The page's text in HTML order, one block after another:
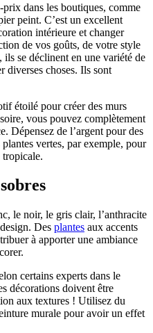
dans les boutiques, comme
peint. C’est un excellent
intérieure et changer
de vos goûts, de votre style
se déclinent en une variété de
diverses choses. Ils sont
étoilé pour créer des murs
vous pouvez complètement
Dépensez de l’argent pour des
vertes, par exemple, pour
tropicale.
le noir, le gris clair, l’anthracite
Des plantes aux accents
à apporter une ambiance
certains experts dans le
décorations doivent être
aux textures ! Utilisez du
murale pour avoir un effet